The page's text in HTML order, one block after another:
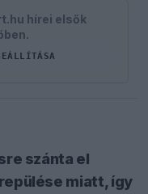
hírei elsők
szánta el
miatt, így